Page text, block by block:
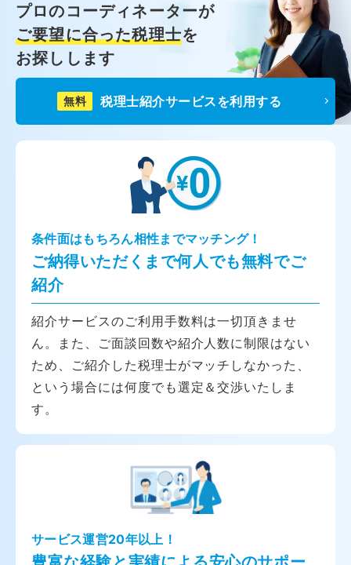
プロのコーディネーターが
ご要望に合った税理士を
お探しします
無料 税理士紹介サービスを利用する
条件面はもちろん相性までマッチング！
ご納得いただくまで何人でも無料でご
紹介
紹介サービスのご利用手数料は一切頂きませ
ん。また、ご面談回数や紹介人数に制限はない
ため、ご紹介した税理士がマッチしなかった、
という場合には何度でも選定＆交渉いたしま
す。
サービス運営20年以上！